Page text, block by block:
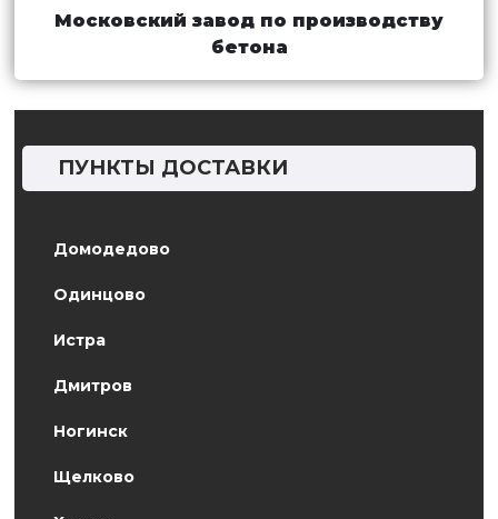
ПУНКТЫ ДОСТАВКИ
Домодедово
Одинцово
Истра
Дмитров
Ногинск
Щелково
Московский завод по производству
бетона